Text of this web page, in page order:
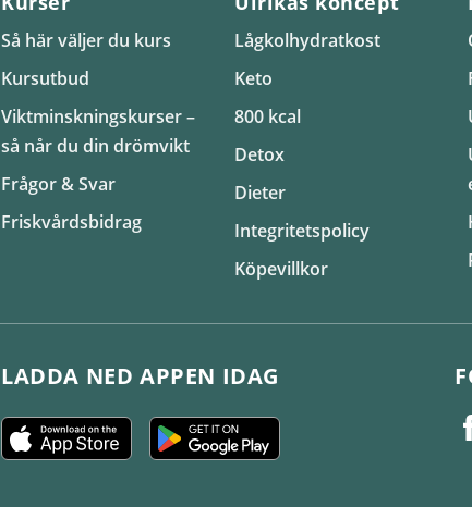
Så här väljer du kurs
Kursutbud
Viktminskningskurser –
så når du din drömvikt
Frågor & Svar
Friskvårdsbidrag
Lågkolhydratkost
Keto
800 kcal
Detox
Dieter
Integritetspolicy
Köpevillkor
LADDA NED APPEN IDAG